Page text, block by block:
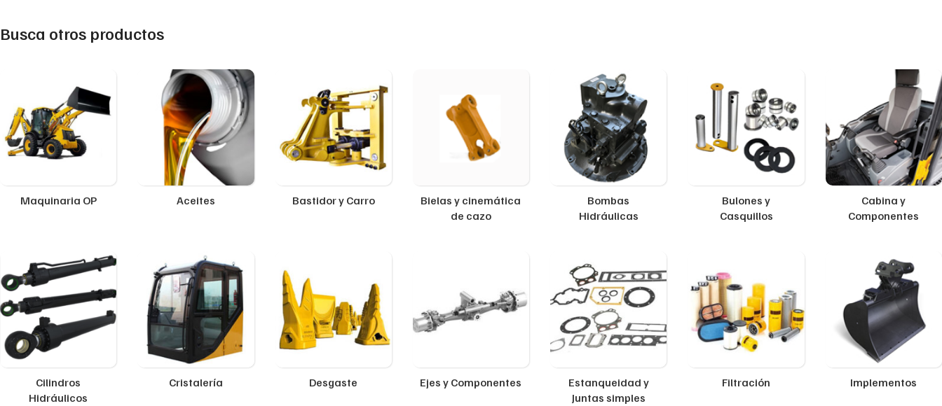
Busca otros productos
Maquinaria OP Aceites Bastidor y Carro
Bielas y cinemática
de cazo
Bombas
Hidráulicas
Bulones y
Casquillos
Cabina y
Componentes
Cilindros
Hidráulicos
Cristalería Desgaste Ejes y Componentes
Estanqueidad y
Juntas simples
Filtración Implementos